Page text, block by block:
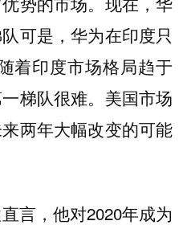
可是，华为在印度只
着印度市场格局趋于
梯队很难。美国市场
两年大幅改变的可能
言，他对2020年成为